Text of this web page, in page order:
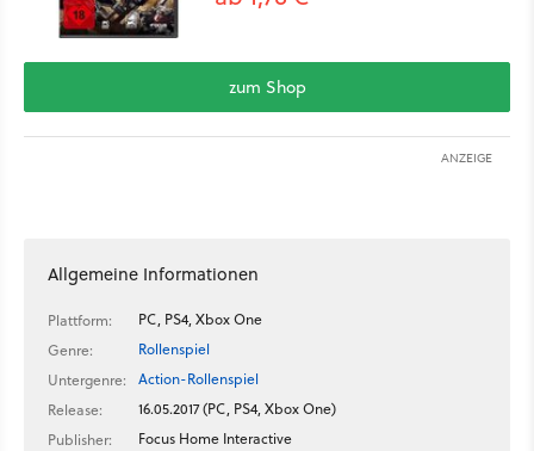
zum Shop
ANZEIGE
Allgemeine Informationen
Plattform:
PC, PS4, Xbox One
Genre:
Rollenspiel
Untergenre:
Action-Rollenspiel
Release:
16.05.2017 (PC, PS4, Xbox One)
Publisher:
Focus Home Interactive